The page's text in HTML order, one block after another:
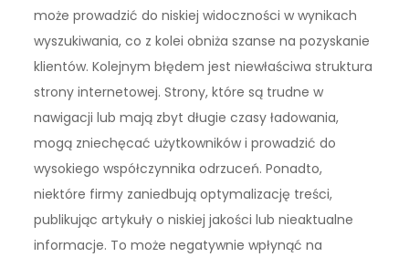
może prowadzić do niskiej widoczności w wynikach
wyszukiwania, co z kolei obniża szanse na pozyskanie
klientów. Kolejnym błędem jest niewłaściwa struktura
strony internetowej. Strony, które są trudne w
nawigacji lub mają zbyt długie czasy ładowania,
mogą zniechęcać użytkowników i prowadzić do
wysokiego współczynnika odrzuceń. Ponadto,
niektóre firmy zaniedbują optymalizację treści,
publikując artykuły o niskiej jakości lub nieaktualne
informacje. To może negatywnie wpłynąć na